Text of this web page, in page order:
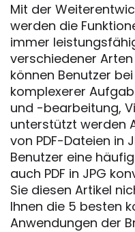
Mit der
werden die
immer
verschiedener
können Benutzer
komplexerer
und -bearbeitung,
unterstützt werden
von PDF-Dateien in
Benutzer eine
auch PDF in JPG
Sie diesen Artikel
Ihnen die 5 besten
Anwendungen der